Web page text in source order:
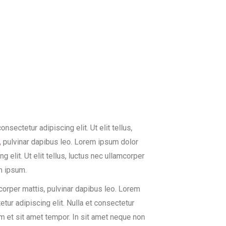
adipiscing elit. Ut elit tellus,
, pulvinar dapibus leo. Lorem ipsum dolor
elit. Ut elit tellus, luctus nec ullamcorper
ipsum.
mattis, pulvinar dapibus leo. Lorem
adipiscing elit. Nulla et consectetur
et sit amet tempor. In sit amet neque non